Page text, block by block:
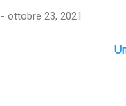
- ottobre 23, 2021